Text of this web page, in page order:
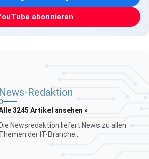
abonnieren
News-Redaktion
3245 Artikel ansehen »
Die Newsredaktion liefert News zu allen
der IT-Branche...